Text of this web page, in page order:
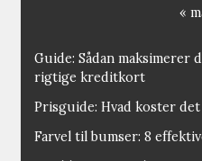
«
Guide: Sådan maksimerer
rigtige kreditkort
Prisguide: Hvad koster
Farvel til bumser: 8